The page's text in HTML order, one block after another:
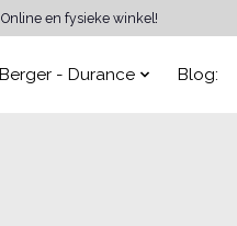
en fysieke winkel!
- Durance Blog: